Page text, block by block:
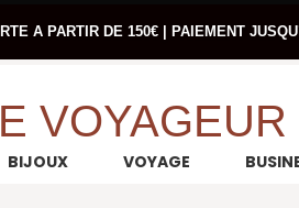
A PARTIR DE 150€ | PAIEMENT
VOYAGEUR
BIJOUX VOYAGE